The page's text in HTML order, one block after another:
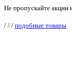
Не пропускайте акции
/ / / подобные товары